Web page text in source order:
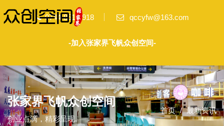
0744-8518-918 qccyfw@163.com
-加入张家界飞帆众创空间-
张家界飞帆众创空间
创业点滴，精彩呈现.
首页 最新资讯